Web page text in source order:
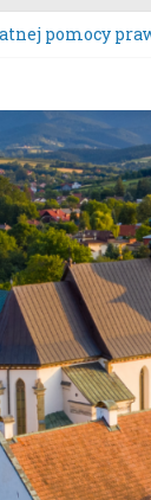
pomocy
Matki
Nr 1A”.